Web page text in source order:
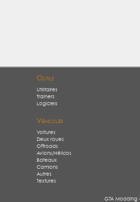
Outils
Utilitaires
Trainers
Logiciels
Véhicules
Voitures
Deux roues
Offroads
Avions/Hélicos
Bateaux
Camions
Autres
Textures
GTA Modding